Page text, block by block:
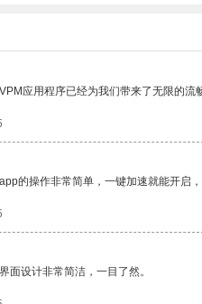
应用程序已经为我们带来了无限的流
的操作非常简单，一键加速就能开启，
面设计非常简洁，一目了然。